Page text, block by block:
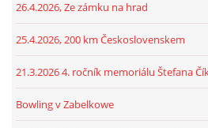
26.4.2026, Ze zámku na hrad
25.4.2026, 200 km Československem
21.3.2026 4. ročník memoriálu Štefana
Bowling v Zabelkowe